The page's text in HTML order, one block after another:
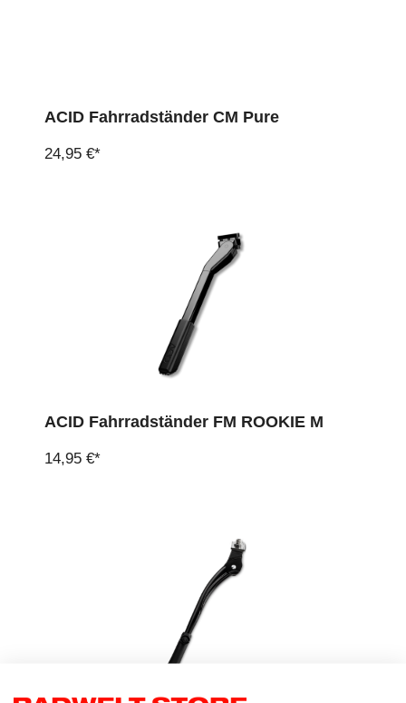
ACID Fahrradständer CM Pure
24,95 €*
ACID Fahrradständer FM ROOKIE M
14,95 €*